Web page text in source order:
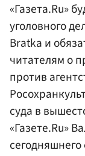
«Газета.Ru»
уголовного
Bratkа и
читателям о
против
суда в
«Газете.Ru»